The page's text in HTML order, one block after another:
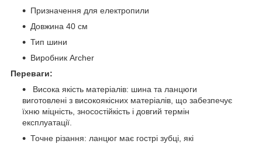
Призначення для електропили
Довжина 40 см
Тип шини
Виробник Archer
Переваги:
Висока якість матеріалів: шина та ланцюги
виготовлені з високоякісних матеріалів, що забезпечує
їхню міцність, зносостійкість і довгий термін
експлуатації.
Точне різання: ланцюг має гострі зубці, які